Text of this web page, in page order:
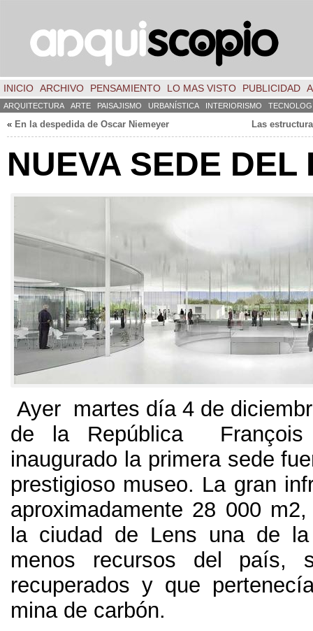
INICIO ARCHIVO PENSAMIENTO LO MAS VISTO PUBLICIDAD
ARQUITECTURA ARTE PAISAJISMO URBANÍSTICA INTERIORISMO
« En la despedida de Oscar Niemeyer Las
NUEVA SEDE DEL
Ayer martes día 4 de
de la República François
inaugurado la primera sede
prestigioso museo. La gran
aproximadamente 28 000
la ciudad de Lens una de
menos recursos del país,
recuperados y que
mina de carbón.